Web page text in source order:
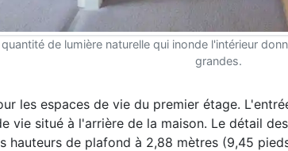
de lumière naturelle qui inonde l'intérieur
grandes.
les espaces de vie du premier étage.
vie situé à l'arrière de la maison. Le détail
hauteurs de plafond à 2,88 mètres (9,45